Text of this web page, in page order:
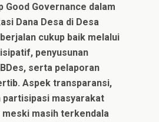
Good Governance dalam
Dana Desa di Desa
cukup baik melalui
penyusunan
serta pelaporan
Aspek transparansi,
partisipasi masyarakat
masih terkendala